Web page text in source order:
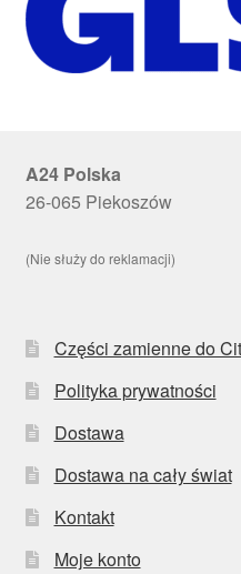
A24 Polska
26-065 Piekoszów
(Nie służy do reklamacji)
Części zamienne do
Polityka prywatności
Dostawa
Dostawa na cały świat
Kontakt
Moje konto